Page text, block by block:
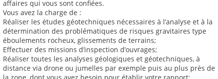
affaires qui vous sont confiées.
Vous avez la charge de :
Réaliser les études géotechniques nécessaires à l’analyse et à la
détermination des problématiques de risques gravitaires type
éboulements rocheux, glissements de terrains;
Effectuer des missions d’inspection d’ouvrages;
Réaliser toutes les analyses géologiques et géotechniques, à
distance via drone ou jumelles par exemple puis au plus près de